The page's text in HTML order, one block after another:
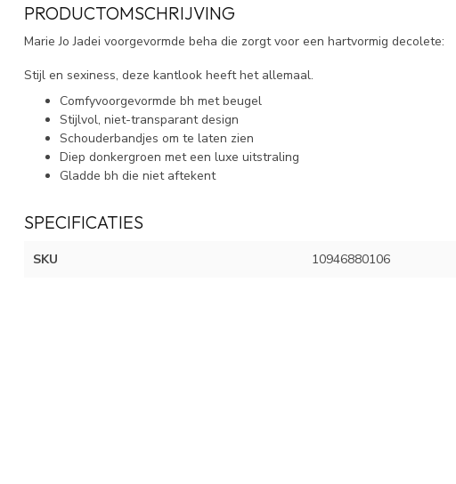
PRODUCTOMSCHRIJVING
Marie Jo Jadei voorgevormde beha die zorgt voor een hartvormig decolete:
Stijl en sexiness, deze kantlook heeft het allemaal.
Comfyvoorgevormde bh met beugel
Stijlvol, niet-transparant design
Schouderbandjes om te laten zien
Diep donkergroen met een luxe uitstraling
Gladde bh die niet aftekent
SPECIFICATIES
SKU 10946880106